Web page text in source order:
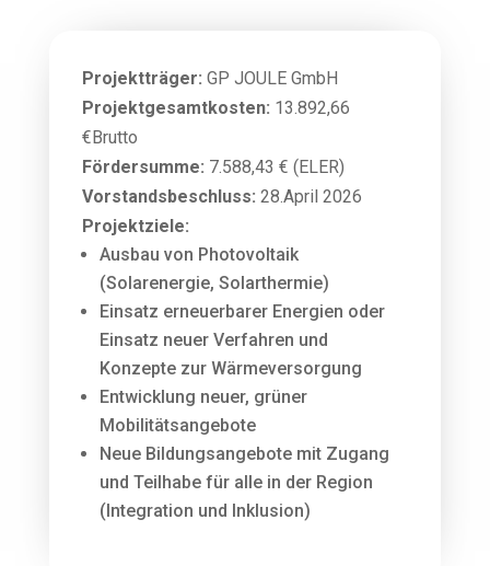
Projektträger: GP JOULE GmbH​
Projektgesamtkosten: 13.892,66
€Brutto
Fördersumme: 7.588,43 € (ELER)
Vorstandsbeschluss: 28.April 2026
Projektziele:
Ausbau von Photovoltaik
(Solarenergie, Solarthermie)
Einsatz erneuerbarer Energien oder
Einsatz neuer Verfahren und
Konzepte zur Wärmeversorgung
Entwicklung neuer, grüner
Mobilitätsangebote
Neue Bildungsangebote mit Zugang
und Teilhabe für alle in der Region
(Integration und Inklusion)